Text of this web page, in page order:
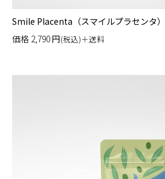
Smile Placenta（スマイルプラセンタ）
価格 2,790円(税込)＋送料